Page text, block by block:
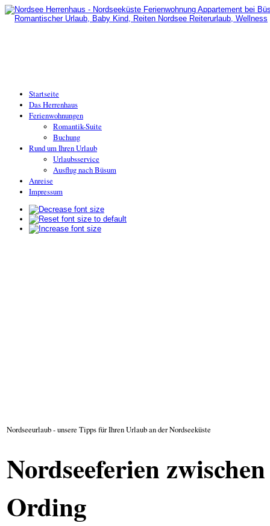
Startseite
Das Herrenhaus
Ferienwohnungen
Romantik-Suite
Buchung
Rund um Ihren Urlaub
Urlaubsservice
Ausflug nach Büsum
Anreise
Impressum
Nordseeurlaub - unsere Tipps für Ihren Urlaub an der Nordseeküste
Nordseeferien
Ording